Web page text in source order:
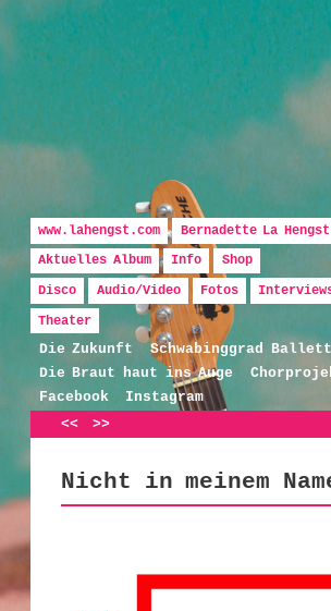
Bernadette La
Hauptmenü
Zum Inhalt wechseln
Zum sekundären Inhalt wechseln
www.lahengst.com
Bernadette La
Aktuelles Album
Info
Shop
Disco
Audio/Video Fotos
Theater
Die Zukunft
Schwabinggrad Ballett
Die Braut haut ins Auge
Facebook
Instagram
Artikelnavigation
<< >>
Nicht in meinem